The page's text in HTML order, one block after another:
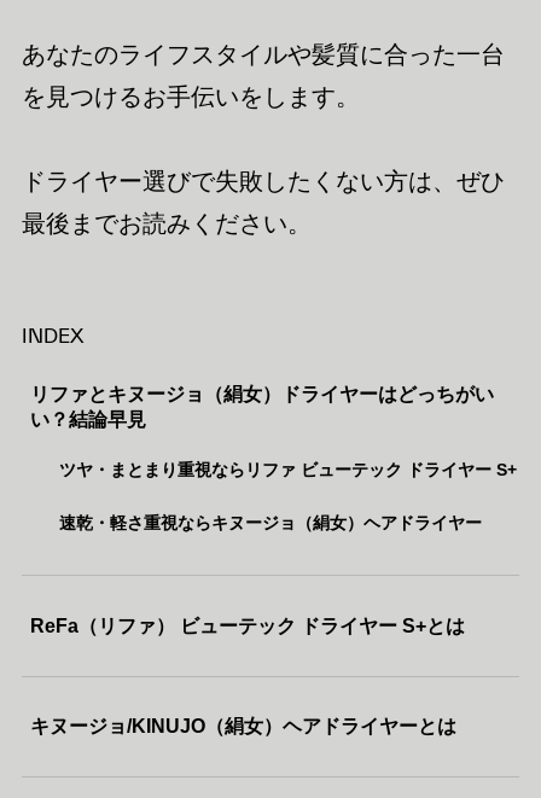
あなたのライフスタイルや髪質に合った一台
を見つけるお手伝いをします。
ドライヤー選びで失敗したくない方は、ぜひ
最後までお読みください。
INDEX
リファとキヌージョ（絹女）ドライヤーはどっちがい
い？結論早見
ツヤ・まとまり重視ならリファ ビューテック ドライヤー S+
速乾・軽さ重視ならキヌージョ（絹女）ヘアドライヤー
ReFa（リファ） ビューテック ドライヤー S+とは
キヌージョ/KINUJO（絹女）ヘアドライヤーとは